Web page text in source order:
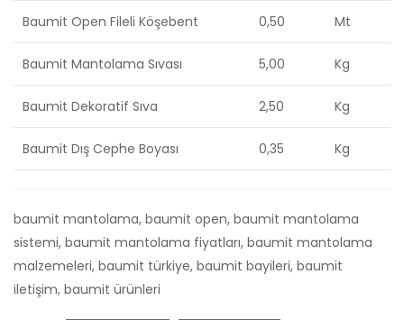
Baumit Open Fileli Köşebent 0,50 Mt
Baumit Mantolama Sıvası 5,00 Kg
Baumit Dekoratif Sıva 2,50 Kg
Baumit Dış Cephe Boyası 0,35 Kg
baumit mantolama, baumit open, baumit mantolama
sistemi, baumit mantolama fiyatları, baumit mantolama
malzemeleri, baumit türkiye, baumit bayileri, baumit
iletişim, baumit ürünleri